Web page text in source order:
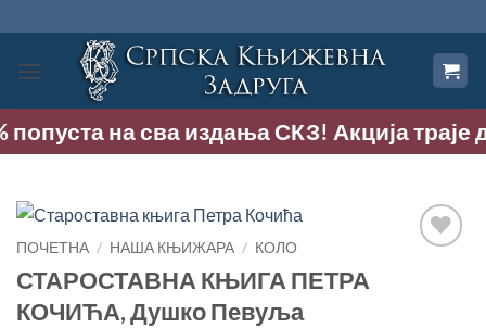
на
садржај
на сва издања СКЗ! Акција траје
ПОЧЕТНА / НАША КЊИЖАРА / КОЛО
СТАРОСТАВНА КЊИГА ПЕТРА
КОЧИЋА, Душко Певуља